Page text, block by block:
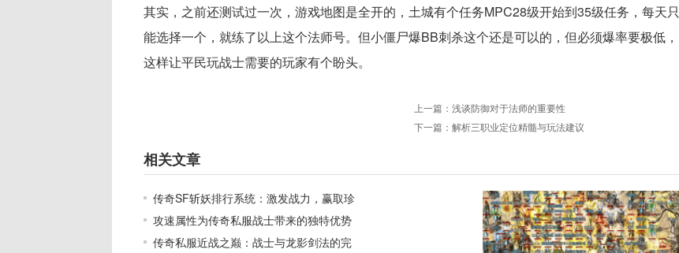
其实，之前还测试过一次，游戏地图是全开的，土城有个任务MPC28级开始到35级任务，每天只
能选择一个，就练了以上这个法师号。但小僵尸爆BB刺杀这个还是可以的，但必须爆率要极低，
这样让平民玩战士需要的玩家有个盼头。
上一篇： 浅谈防御对于法师的重要性
下一篇： 解析三职业定位精髓与玩法建议
相关文章
传奇SF斩妖排行系统：激发战力，赢取珍
攻速属性为传奇私服战士带来的独特优势
传奇私服近战之巅：战士与龙影剑法的完